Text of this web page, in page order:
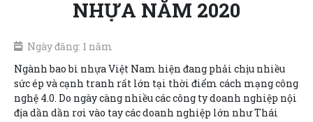
NHỰA NĂM 2020
Ngày đăng: 1 năm
Ngành bao bì nhựa Việt Nam hiện đang phải chịu nhiều
sức ép và cạnh tranh rất lớn tại thời điểm cách mạng công
nghệ 4.0. Do ngày càng nhiều các công ty doanh nghiệp nội
địa dần dần rơi vào tay các doanh nghiệp lớn như Thái